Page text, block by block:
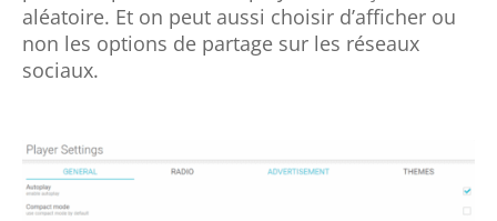
sociaux.